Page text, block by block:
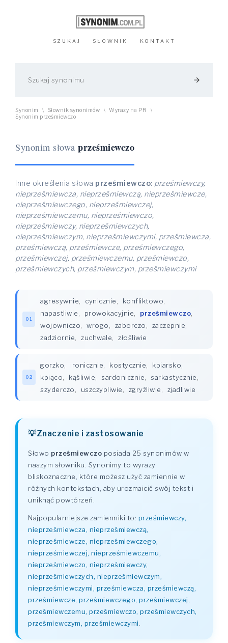
SZUKAJ SŁOWNIK KONTAKT
arrow_forward
Synonim \ Słownik synonimów \ Wyrazy na PR \
Synonim prześmiewczo
Synonim słowa prześmiewczo
Inne określenia słowa prześmiewczo: prześmiewczy,
nieprześmiewcza, nieprześmiewczą, nieprześmiewcze,
nieprześmiewczego, nieprześmiewczej,
nieprześmiewczemu, nieprześmiewczo,
nieprześmiewczy, nieprześmiewczych,
nieprześmiewczym, nieprześmiewczymi, prześmiewcza,
prześmiewczą, prześmiewcze, prześmiewczego,
prześmiewczej, prześmiewczemu, prześmiewczo,
prześmiewczych, prześmiewczym, prześmiewczymi
01
agresywnie cynicznie konfliktowo
napastliwie
prowokacyjnie prześmiewczo
wojowniczo
wrogo zaborczo zaczepnie
zadziornie
zuchwale złośliwie
02
gorzko ironicznie kostycznie kpiarsko
kpiąco
kąśliwie sardonicznie sarkastycznie
szyderczo
uszczypliwie zgryźliwie zjadliwie
Znaczenie i zastosowanie
Słowo prześmiewczo posiada 25 synonimów w
naszym słowniku. Synonimy to wyrazy
bliskoznaczne, które możesz użyć zamiennie w
różnych kontekstach, aby urozmaicić swój tekst i
uniknąć powtórzeń.
Najpopularniejsze zamienniki to: prześmiewczy,
nieprześmiewcza, nieprześmiewczą,
nieprześmiewcze, nieprześmiewczego,
nieprześmiewczej, nieprześmiewczemu,
nieprześmiewczo, nieprześmiewczy,
nieprześmiewczych, nieprześmiewczym,
nieprześmiewczymi, prześmiewcza, prześmiewczą,
prześmiewcze, prześmiewczego, prześmiewczej,
prześmiewczemu, prześmiewczo, prześmiewczych,
prześmiewczym, prześmiewczymi